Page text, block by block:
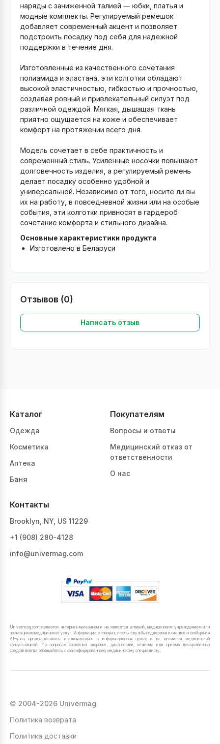
наряды с заниженной талией — юбки, платья и
модные комплекты. Регулируемый ремешок
добавляет современный акцент и позволяет
подстроить посадку под себя для надежной
поддержки в течение дня.
Изготовленные из качественного сочетания
полиамида и эластана, эти колготки обладают
высокой эластичностью, гибкостью и прочностью,
создавая ровный и привлекательный силуэт под
различной одеждой. Мягкая, дышащая ткань
приятно ощущается на коже и обеспечивает
комфорт на протяжении всего дня.
Модель сочетает в себе практичность и
современный стиль. Усиленные носочки повышают
долговечность изделия, а регулируемый ремень
делает посадку особенно удобной и
универсальной. Независимо от того, носите ли вы
их на работу, в повседневной жизни или на особые
события, эти колготки привносят в гардероб
сочетание комфорта и стильного дизайна.
Основные характеристики продукта
Изготовлено в Беларуси
Отзывов (0)
Написать отзыв
Каталог
Одежда
Косметика
Аптека
Баня
Покупателям
Вопросы и ответы
Медицинский отказ от
ответственности
О нас
Контакты
Brooklyn, NY, US 11229
+1 ‪(908) 280-4128‬
info@univermag.com
Univermag.com является интернет-магазином и не является аптекой, медицинским учреждением или
поставщиком медицинских услуг. Информация о товарах, ответы службы поддержки клиентов и сообщения
AI-чата предоставляются исключительно в информационных целях и не являются медицинской
консультацией. По вопросам состояния здоровья, диагностики, лечения или приема лекарственных
средств всегда обращайтесь к квалифицированному медицинскому специалисту.
© 2004-2026 Univermag
Политика возврата
Политика доставки